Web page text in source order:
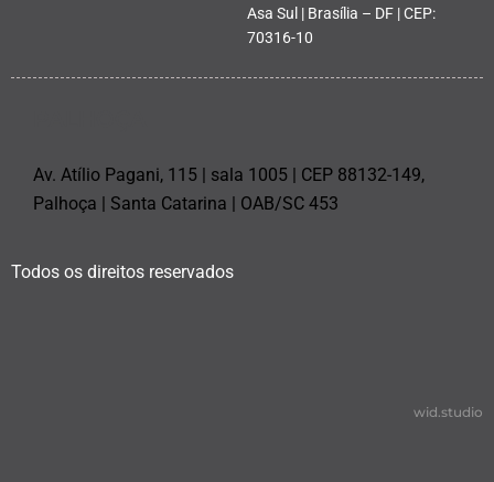
Asa Sul | Brasília – DF | CEP:
70316-10
Av. Atílio Pagani, 115 | sala 1005 | CEP 88132-149,
Palhoça | Santa Catarina | OAB/SC 453
Todos os direitos reservados
wid.studio